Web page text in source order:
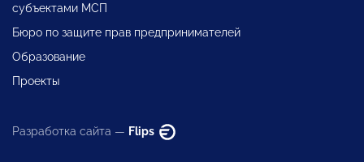
субъектами МСП
Бюро по защите прав предпринимателей
Образование
Проекты
Разработка сайта — Flips